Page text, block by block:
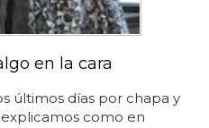
en la cara
últimos días por chapa y
como en